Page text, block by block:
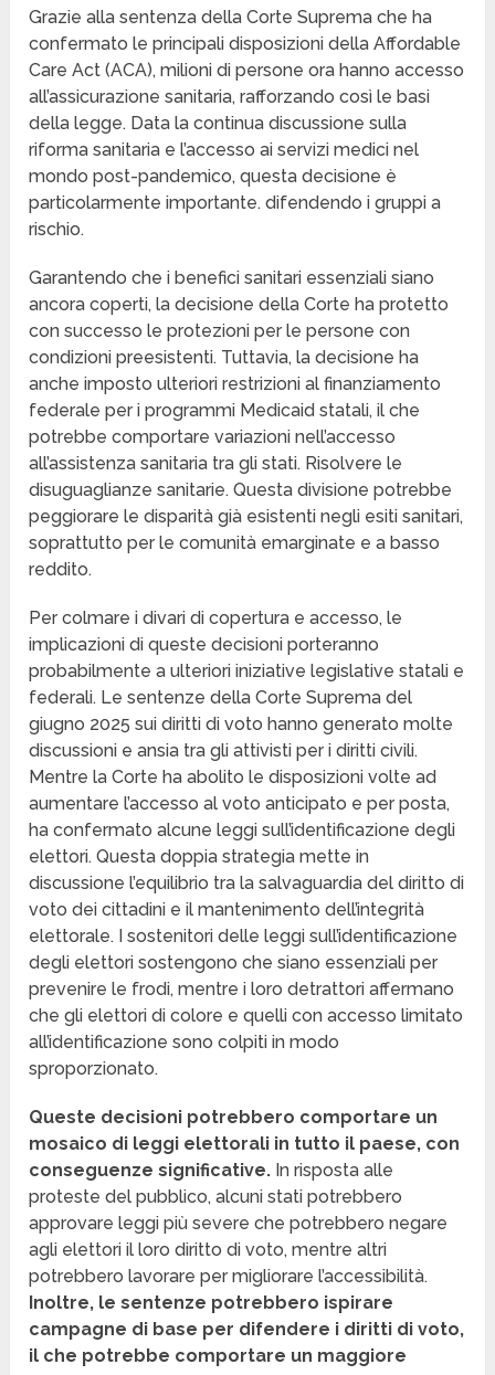
Grazie alla sentenza della Corte Suprema che ha
confermato le principali disposizioni della Affordable
Care Act (ACA), milioni di persone ora hanno accesso
all’assicurazione sanitaria, rafforzando così le basi
della legge. Data la continua discussione sulla
riforma sanitaria e l’accesso ai servizi medici nel
mondo post-pandemico, questa decisione è
particolarmente importante. difendendo i gruppi a
rischio.
Garantendo che i benefici sanitari essenziali siano
ancora coperti, la decisione della Corte ha protetto
con successo le protezioni per le persone con
condizioni preesistenti. Tuttavia, la decisione ha
anche imposto ulteriori restrizioni al finanziamento
federale per i programmi Medicaid statali, il che
potrebbe comportare variazioni nell’accesso
all’assistenza sanitaria tra gli stati. Risolvere le
disuguaglianze sanitarie. Questa divisione potrebbe
peggiorare le disparità già esistenti negli esiti sanitari,
soprattutto per le comunità emarginate e a basso
reddito.
Per colmare i divari di copertura e accesso, le
implicazioni di queste decisioni porteranno
probabilmente a ulteriori iniziative legislative statali e
federali. Le sentenze della Corte Suprema del
giugno 2025 sui diritti di voto hanno generato molte
discussioni e ansia tra gli attivisti per i diritti civili.
Mentre la Corte ha abolito le disposizioni volte ad
aumentare l’accesso al voto anticipato e per posta,
ha confermato alcune leggi sull’identificazione degli
elettori. Questa doppia strategia mette in
discussione l’equilibrio tra la salvaguardia del diritto di
voto dei cittadini e il mantenimento dell’integrità
elettorale. I sostenitori delle leggi sull’identificazione
degli elettori sostengono che siano essenziali per
prevenire le frodi, mentre i loro detrattori affermano
che gli elettori di colore e quelli con accesso limitato
all’identificazione sono colpiti in modo
sproporzionato.
Queste decisioni potrebbero comportare un
mosaico di leggi elettorali in tutto il paese, con
conseguenze significative. In risposta alle
proteste del pubblico, alcuni stati potrebbero
approvare leggi più severe che potrebbero negare
agli elettori il loro diritto di voto, mentre altri
potrebbero lavorare per migliorare l’accessibilità.
Inoltre, le sentenze potrebbero ispirare
campagne di base per difendere i diritti di voto,
il che potrebbe comportare un maggiore